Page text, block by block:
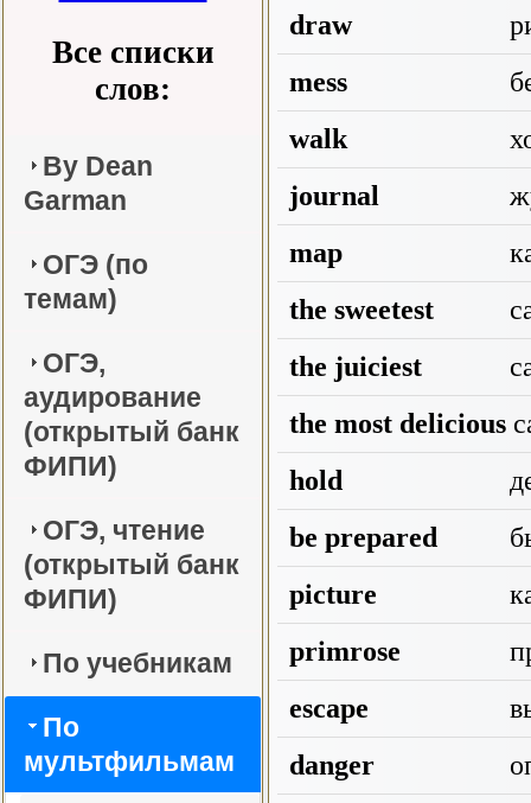
Все списки
слов:
By Dean
Garman
ОГЭ (по
темам)
ОГЭ,
аудирование
(открытый банк
ФИПИ)
ОГЭ, чтение
(открытый банк
ФИПИ)
По учебникам
По
мультфильмам
draw
mess
walk
journal
map
the sweetest
the juiciest
the most delicious
hold
be prepared
picture
primrose
escape
danger